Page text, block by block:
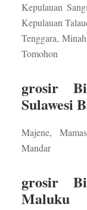
Kepulauan
Kepulauan
Tenggara,
Tomohon
grosir
Sulawesi
Majene,
Mandar
grosir
Maluku